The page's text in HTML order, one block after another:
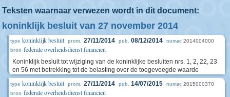
Teksten waarnaar verwezen wordt in dit document:
koninklijk besluit van 27 november 2014
type koninklijk besluit prom. 27/11/2014 pub. 08/12/2014 numac 2014004000
bron federale overheidsdienst financien
Koninklijk besluit tot wijziging van de koninklijke besluiten nrs. 1, 2, 22, 23
en 56 met betrekking tot de belasting over de toegevoegde waarde
type koninklijk besluit prom. 27/11/2014 pub. 14/07/2015 numac 2015000370
bron federale overheidsdienst financien